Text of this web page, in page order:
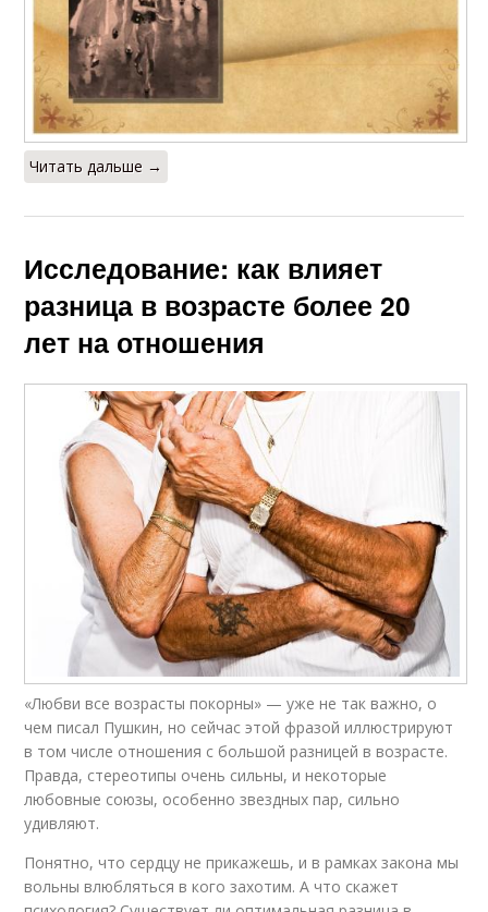
Читать дальше →
Исследование: как влияет
разница в возрасте более 20
лет на отношения
«Любви все возрасты покорны» — уже не так важно, о
чем писал Пушкин, но сейчас этой фразой иллюстрируют
в том числе отношения с большой разницей в возрасте.
Правда, стереотипы очень сильны, и некоторые
любовные союзы, особенно звездных пар, сильно
удивляют.
Понятно, что сердцу не прикажешь, и в рамках закона мы
вольны влюбляться в кого захотим. А что скажет